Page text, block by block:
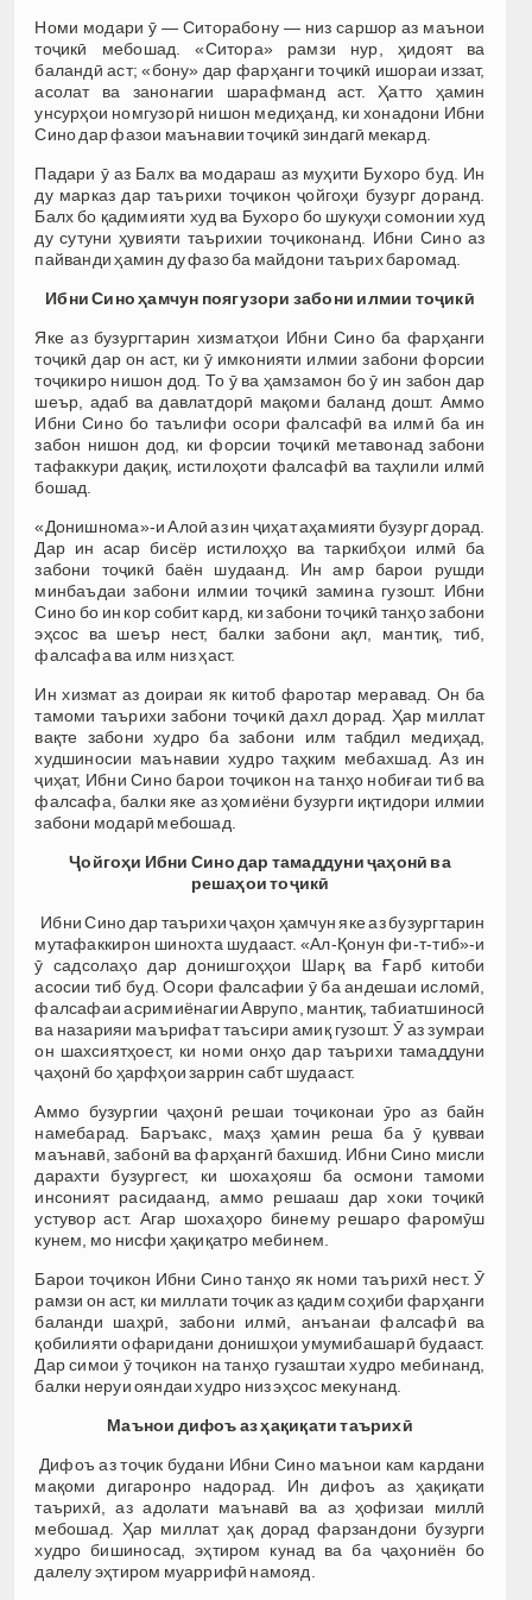
Номи модари ӯ — Ситорабону — низ саршор аз маънои
тоҷикӣ мебошад. «Ситора» рамзи нур, ҳидоят ва
баландӣ аст; «бону» дар фарҳанги тоҷикӣ ишораи иззат,
асолат ва занонагии шарафманд аст. Ҳатто ҳамин
унсурҳои номгузорӣ нишон медиҳанд, ки хонадони Ибни
Сино дар фазои маънавии тоҷикӣ зиндагӣ мекард.
Падари ӯ аз Балх ва модараш аз муҳити Бухоро буд. Ин
ду марказ дар таърихи тоҷикон ҷойгоҳи бузург доранд.
Балх бо қадимияти худ ва Бухоро бо шукуҳи сомонии худ
ду сутуни ҳувияти таърихии тоҷиконанд. Ибни Сино аз
пайванди ҳамин ду фазо ба майдони таърих баромад.
Ибни Синоҳамчун поягузори забони илмии тоҷикӣ
Яке аз бузургтарин хизматҳои Ибни Сино ба фарҳанги
тоҷикӣ дар он аст, ки ӯ имконияти илмии забони форсии
тоҷикиро нишон дод. То ӯ ва ҳамзамон бо ӯ ин забон дар
шеър, адаб ва давлатдорӣ мақоми баланд дошт. Аммо
Ибни Сино бо таълифи осори фалсафӣ ва илмӣ ба ин
забон нишон дод, ки форсии тоҷикӣ метавонад забони
тафаккури дақиқ, истилоҳоти фалсафӣ ва таҳлили илмӣ
бошад.
«Донишнома»-и Алоӣ аз ин ҷиҳат аҳамияти бузург дорад.
Дар ин асар бисёр истилоҳҳо ва таркибҳои илмӣ ба
забони тоҷикӣ баён шудаанд. Ин амр барои рушди
минбаъдаи забони илмии тоҷикӣ замина гузошт. Ибни
Сино бо ин кор собит кард, ки забони тоҷикӣ танҳо забони
эҳсос ва шеър нест, балки забони ақл, мантиқ, тиб,
фалсафа ва илм низ ҳаст.
Ин хизмат аз доираи як китоб фаротар меравад. Он ба
тамоми таърихи забони тоҷикӣ дахл дорад. Ҳар миллат
вақте забони худро ба забони илм табдил медиҳад,
худшиносии маънавии худро таҳким мебахшад. Аз ин
ҷиҳат, Ибни Сино барои тоҷикон на танҳо нобиғаи тиб ва
фалсафа, балки яке аз ҳомиёни бузурги иқтидори илмии
забони модарӣ мебошад.
Ҷойгоҳи Ибни Синодар тамаддуниҷаҳонӣ ва
решаҳои тоҷикӣ
Ибни Сино дар таърихи ҷаҳон ҳамчун яке аз бузургтарин
мутафаккирон шинохта шудааст. «Ал-Қонун фи-т-тиб»-и
ӯ садсолаҳо дар донишгоҳҳои Шарқ ва Ғарб китоби
асосии тиб буд. Осори фалсафии ӯ ба андешаи исломӣ,
фалсафаи асримиёнагии Аврупо, мантиқ, табиатшиносӣ
ва назарияи маърифат таъсири амиқ гузошт. Ӯ аз зумраи
он шахсиятҳоест, ки номи онҳо дар таърихи тамаддуни
ҷаҳонӣ бо ҳарфҳои заррин сабт шудааст.
Аммо бузургии ҷаҳонӣ решаи тоҷиконаи ӯро аз байн
намебарад. Баръакс, маҳз ҳамин реша ба ӯ қувваи
маънавӣ, забонӣ ва фарҳангӣ бахшид. Ибни Сино мисли
дарахти бузургест, ки шохаҳояш ба осмони тамоми
инсоният расидаанд, аммо решааш дар хоки тоҷикӣ
устувор аст. Агар шохаҳоро бинему решаро фаромӯш
кунем, мо нисфи ҳақиқатро мебинем.
Барои тоҷикон Ибни Сино танҳо як номи таърихӣ нест. Ӯ
рамзи он аст, ки миллати тоҷик аз қадим соҳиби фарҳанги
баланди шаҳрӣ, забони илмӣ, анъанаи фалсафӣ ва
қобилияти офаридани донишҳои умумибашарӣ будааст.
Дар симои ӯ тоҷикон на танҳо гузаштаи худро мебинанд,
балки неруи ояндаи худро низ эҳсос мекунанд.
Маънои дифоъ азҳақиқати таърихӣ
Дифоъ аз тоҷик будани Ибни Сино маънои кам кардани
мақоми дигаронро надорад. Ин дифоъ аз ҳақиқати
таърихӣ, аз адолати маънавӣ ва аз ҳофизаи миллӣ
мебошад. Ҳар миллат ҳақ дорад фарзандони бузурги
худро бишиносад, эҳтиром кунад ва ба ҷаҳониён бо
далелу эҳтиром муаррифӣ намояд.